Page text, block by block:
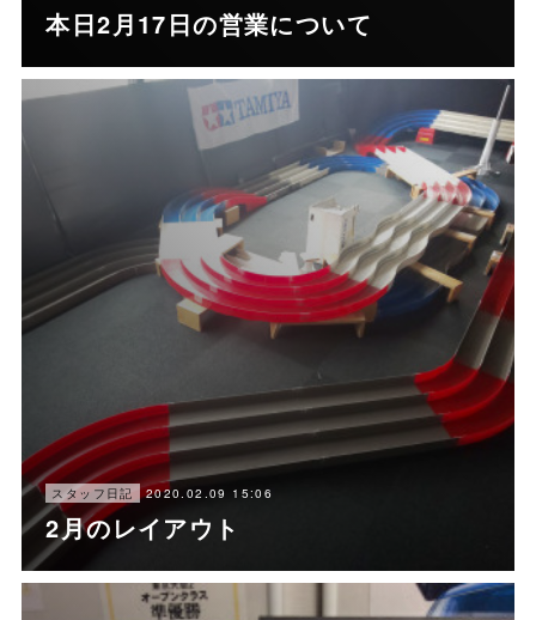
本日2月17日の営業について
スタッフ日記 2020.02.09 15:06
2月のレイアウト